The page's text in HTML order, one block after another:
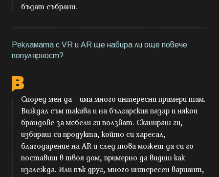
бъдат събрани.
Рекламата с VR и AR ще набира ли още повече
популярност?
Според мен да – има много интересни примери там.
Виждал съм такива и на българския пазар и някои
брандове за мебели ги ползват. Сканираш ги,
избираш си продукта, който си харесал,
благодарение на AR и след това можеш да си го
поставиш в твоя дом, примерно да видиш как
изглежда. Или пък друг, много интересен вариант,